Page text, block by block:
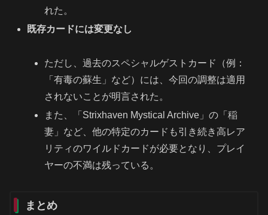
れた。
既存カードには変更なし
ただし、過去のスペシャルゲストカード（例：
「有毒の蘇生」など）には、今回の調整は適用
されないことが明言された。
また、「Strixhaven Mystical Archive」の「稲
妻」など、他の特定のカードも引き続き高レア
リティのワイルドカードが必要となり、プレイ
ヤーの不満は残っている。
まとめ